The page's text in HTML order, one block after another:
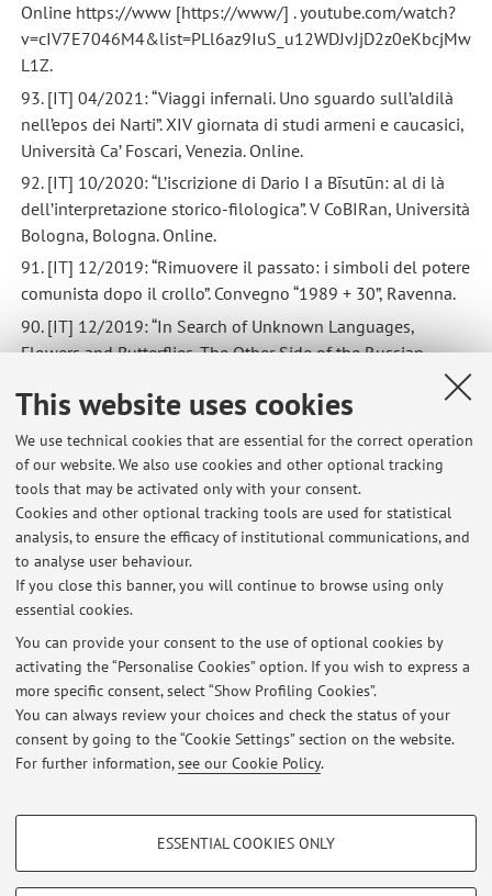
This website uses cookies
We use technical cookies that are essential for the correct operation
of our website. We also use cookies and other optional tracking
tools that may be activated only with your consent.
Cookies and other optional tracking tools are used for statistical
analysis, to ensure the efficacy of institutional communications, and
to analyse user behaviour.
If you close this banner, you will continue to browse using only
essential cookies.
You can provide your consent to the use of optional cookies by
activating the “Personalise Cookies” option. If you wish to express a
more specific consent, select “Show Profiling Cookies”.
You can always review your choices and check the status of your
consent by going to the “Cookie Settings” section on the website.
For further information,see our Cookie Policy.
PROFILING COOKIES - OPTIONAL
ESSENTIAL COOKIES ONLY
Online https://www [https://www/] . youtube.com/watch?
v=cIV7E7046M4&list=PLl6az9IuS_u12WDJvJjD2z0eKbcjMw
L1Z.
93. [IT] 04/2021: “Viaggi infernali. Uno sguardo sull’aldilà
nell’epos dei Narti”. XIV giornata di studi armeni e caucasici,
Università Ca’ Foscari, Venezia. Online.
92. [IT] 10/2020: “L’iscrizione di Dario I a Bīsutūn: al di là
dell’interpretazione storico-filologica”. V CoBIRan, Università
Bologna, Bologna. Online.
91. [IT] 12/2019: “Rimuovere il passato: i simboli del potere
comunista dopo il crollo”. Convegno “1989 + 30”, Ravenna.
90. [IT] 12/2019: “In Search of Unknown Languages,
Flowers and Butterflies. The Other Side of the Russian
Convegno ASIAC 2019, Università Roma 3.
Latest news
Lab Confini e conflitti A.A. 2025-2026
Published on: March 06 2026
Lab Popoli e culture del Caucaso A.A. 2025-2026 Cambio aula primo
giorno
Published on: February 21 2026
Lab Popoli e culture del Caucaso A.A. 2025-2026
Published on: February 16 2026
Restricted area
Loginto manage all website contents.